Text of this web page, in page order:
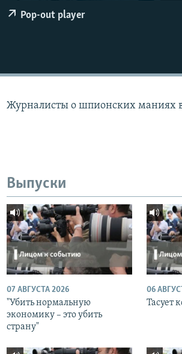
Pop-out player
Журналисты о шпионских маниях
Выпуски
07 АВГУСТА 2026
"Убить нормальную
экономику – это убить
страну"
06
Тасует